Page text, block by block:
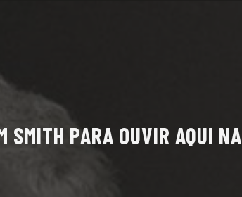
SMITH PARA OUVIR AQUI NA